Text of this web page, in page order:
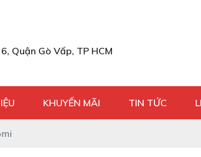
Quận Gò Vấp, TP HCM
KHUYẾN MÃI TIN TỨC